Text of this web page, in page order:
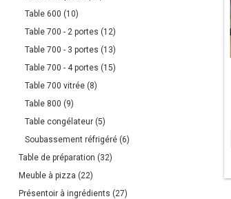
Table 600 (10)
Table 700 - 2 portes (12)
Table 700 - 3 portes (13)
Table 700 - 4 portes (15)
Table 700 vitrée (8)
Table 800 (9)
Table congélateur (5)
Soubassement réfrigéré (6)
Table de préparation (32)
Meuble à pizza (22)
Présentoir à ingrédients (27)